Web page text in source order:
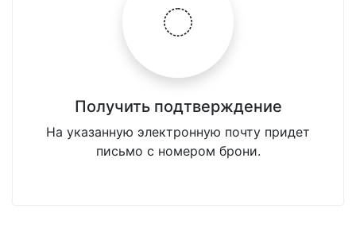
Получить подтверждение
На указанную электронную почту придет
письмо с номером брони.